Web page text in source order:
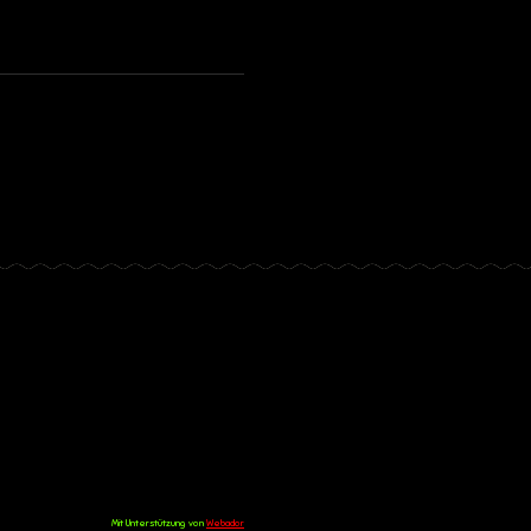
Mit Unterstützung von Webador